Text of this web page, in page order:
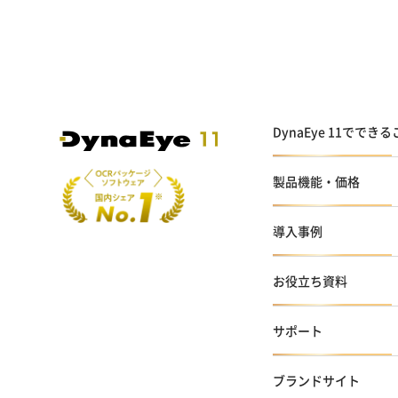
DynaEye 11でできる
製品機能・価格
導入事例
お役立ち資料
サポート
ブランドサイト